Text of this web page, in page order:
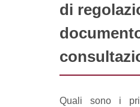
di
Quali sono i